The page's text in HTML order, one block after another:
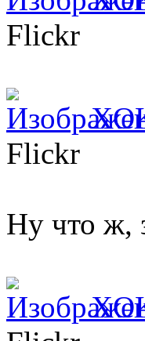
Flickr
Flickr
Ну что ж,